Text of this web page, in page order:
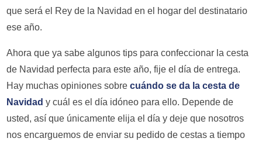
que será el Rey de la Navidad en el hogar del destinatario
ese año.
Ahora que ya sabe algunos tips para confeccionar la cesta
de Navidad perfecta para este año, fije el día de entrega.
Hay muchas opiniones sobrecuándo se da la cesta de
Navidad y cuál es el día idóneo para ello. Depende de
usted, así que únicamente elija el día y deje que nosotros
nos encarguemos de enviar su pedido de cestas a tiempo